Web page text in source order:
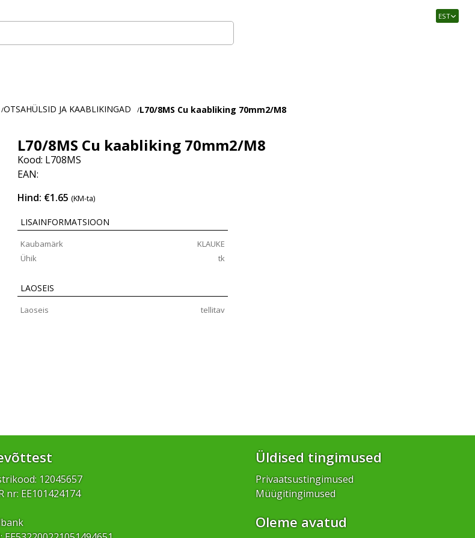
EST
/OTSAHÜLSID JA KAABLIKINGAD /L70/8MS Cu kaabliking 70mm2/M8
L70/8MS Cu kaabliking 70mm2/M8
Kood: L708MS
EAN:
Hind: €1.65(KM-ta)
LISAINFORMATSIOON
Kaubamärk
KLAUKE
Ühik
tk
LAOSEIS
Laoseis tellitav
12045657
nr: EE101424174
Üldised tingimused
Privaatsustingimused
Müügitingimused
Oleme avatud